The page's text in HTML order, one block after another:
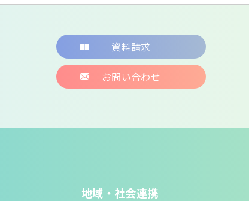
資料請求
お問い合わせ
地域・社会連携